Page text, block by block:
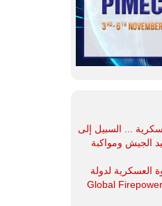
... السبيل إلى
الجيش ومواكبة
العسكرية لدولة
ليبيا وفق مؤشر Global Firepower